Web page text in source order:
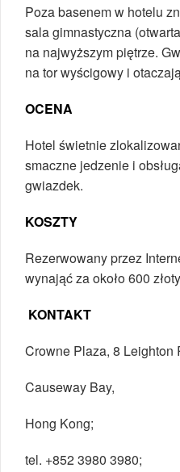
Poza basenem w hotelu
sala gimnastyczna
na najwyższym piętrze.
na tor wyścigowy i
OCENA
Hotel świetnie
smaczne jedzenie i
gwiazdek.
KOSZTY
Rezerwowany przez
wynająć za około 600
KONTAKT
Crowne Plaza, 8 Leighton
Causeway Bay,
Hong Kong;
tel. +852 3980 3980;